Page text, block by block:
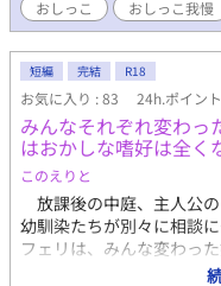
子供には寂しすぎたので
習を見て羨ましいと思っ
ったら、もっと先生は構
と、次の日の授業で当て
おしっこ
おしっこ我慢
短編 完結 R18
お気に入り : 83 24h.ポイン
みんなそれぞれ変わっ
はおかしな嗜好は全く
このえりと
放課後の中庭、主人公
幼馴染たちが別々に相談
フェリは、みんな変わっ
――。 ある日の放課後、